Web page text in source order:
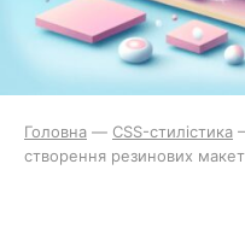
Головна — CSS-стилістика
створення резинових